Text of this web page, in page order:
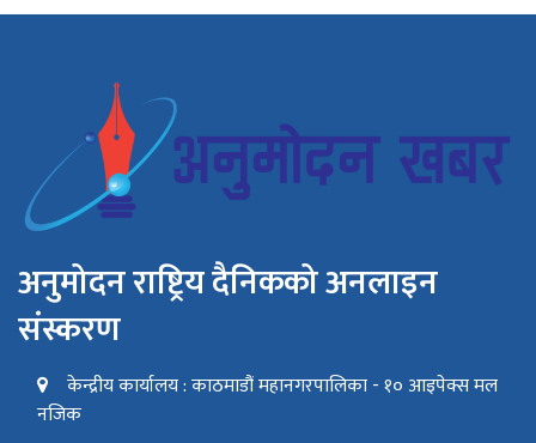
अनुमोदन राष्ट्रिय दैनिकको अनलाइन
संस्करण
केन्द्रीय कार्यालय : काठमाडौं महानगरपालिका - १० आइपेक्स मल
नजिक